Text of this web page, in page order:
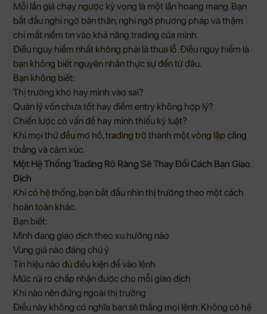
Mỗi lần giá chạy ngược kỳ vọng là một lần hoang mang. Bạn
bắt đầu nghi ngờ bản thân, nghi ngờ phương pháp và thậm
chí mất niềm tin vào khả năng trading của mình.
Điều nguy hiểm nhất không phải là thua lỗ. Điều nguy hiểm là
bạn không biết nguyên nhân thực sự đến từ đâu.
Bạn không biết:
Thị trường khó hay mình vào sai?
Quản lý vốn chưa tốt hay điểm entry không hợp lý?
Chiến lược có vấn đề hay mình thiếu kỷ luật?
Khi mọi thứ đều mơ hồ, trading trở thành một vòng lặp căng
thẳng và cảm xúc.
Một Hệ Thống Trading Rõ Ràng Sẽ Thay Đổi Cách Bạn Giao
Dịch
Khi có hệ thống, bạn bắt đầu nhìn thị trường theo một cách
hoàn toàn khác.
Bạn biết:
Mình đang giao dịch theo xu hướng nào
Vùng giá nào đáng chú ý
Tín hiệu nào đủ điều kiện để vào lệnh
Mức rủi ro chấp nhận được cho mỗi giao dịch
Khi nào nên đứng ngoài thị trường
Điều này không có nghĩa bạn sẽ thắng mọi lệnh. Không có hệ